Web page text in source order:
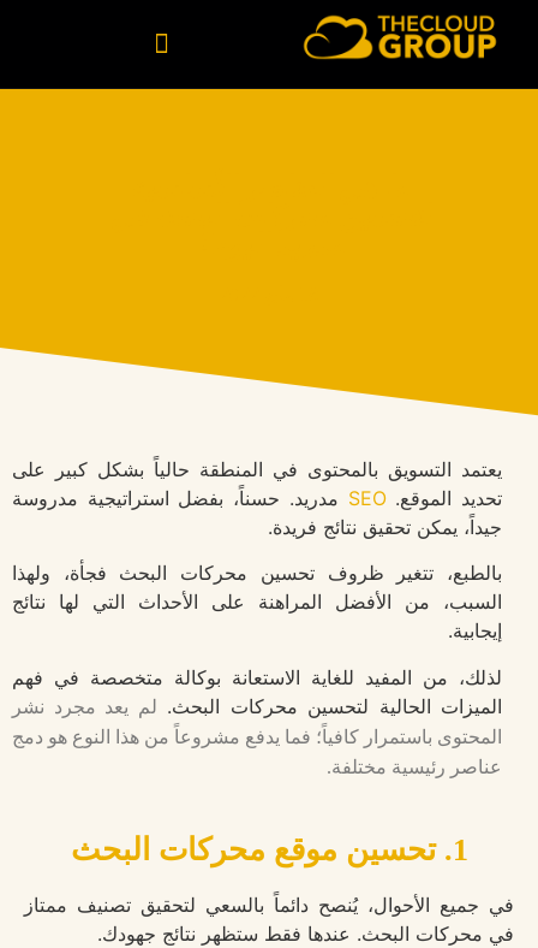
يعتمد التسويق بالمحتوى في المنطقة حالياً بشكل كبير على
تحديد الموقع.SEO مدريد. حسناً، بفضل استراتيجية مدروسة
جيداً، يمكن تحقيق نتائج فريدة.
بالطبع، تتغير ظروف تحسين محركات البحث فجأة، ولهذا
السبب، من الأفضل المراهنة على الأحداث التي لها نتائج
إيجابية.
لذلك، من المفيد للغاية الاستعانة بوكالة متخصصة في فهم
الميزات الحالية لتحسين محركات البحث. لم يعد مجرد نشر
المحتوى باستمرار كافياً؛ فما يدفع مشروعاً من هذا النوع هو دمج
عناصر رئيسية مختلفة.
1. تحسين موقع محركات البحث
في جميع الأحوال، يُنصح دائماً بالسعي لتحقيق تصنيف ممتاز
في محركات البحث. عندها فقط ستظهر نتائج جهودك.